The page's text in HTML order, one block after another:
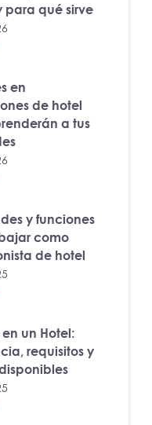
para qué sirve
en
de hotel
a tus
y funciones
como
de hotel
un Hotel:
requisitos y